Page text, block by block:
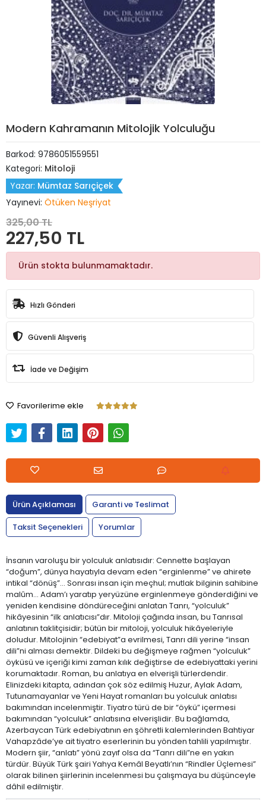
Modern Kahramanın Mitolojik Yolculuğu
Barkod: 9786051559551
Kategori: Mitoloji
Yazar: Mümtaz Sarıçiçek
Yayınevi: Ötüken Neşriyat
325,00 TL
227,50 TL
Ürün stokta bulunmamaktadır.
Hızlı Gönderi
Güvenli Alışveriş
İade ve Değişim
Favorilerime ekle
Ürün Açıklaması
Garanti ve Teslimat
Taksit Seçenekleri
Yorumlar
İnsanın varoluşu bir yolculuk anlatısıdır: Cennette başlayan
“doğum”, dünya hayatıyla devam eden “erginlenme” ve ahirete
intikal “dönüş”… Sonrası insan için meçhul; mutlak bilginin sahibine
malûm… Adam’ı yaratıp yeryüzüne erginlenmeye gönderdiğini ve
yeniden kendisine döndüreceğini anlatan Tanrı, “yolculuk”
hikâyesinin “ilk anlatıcısı”dır. Mitoloji çağında insan, bu Tanrısal
anlatının taklitçisidir; bütün bir mitoloji, yolculuk hikâyeleriyle
doludur. Mitolojinin “edebiyat”a evrilmesi, Tanrı dili yerine “insan
dili”ni alması demektir. Dildeki bu değişmeye rağmen “yolculuk”
öyküsü ve içeriği kimi zaman kılık değiştirse de edebiyattaki yerini
korumaktadır. Roman, bu anlatıya en elverişli türlerdendir.
Elinizdeki kitapta, adından çok söz edilmiş Huzur, Aylak Adam,
Tutunamayanlar ve Yeni Hayat romanları bu yolculuk anlatısı
bakımından incelenmiştir. Tiyatro türü de bir “öykü” içermesi
bakımından “yolculuk” anlatısına elverişlidir. Bu bağlamda,
Azerbaycan Türk edebiyatının en şöhretli kalemlerinden Bahtiyar
Vahapzâde’ye ait tiyatro eserlerinin bu yönden tahlili yapılmıştır.
Modern şiir, “anlatı” yönü zayıf olsa da “Tanrı dili”ne en yakın
türdür. Büyük Türk şairi Yahya Kemâl Beyatlı’nın “Rindler Üçlemesi”
olarak bilinen şiirlerinin incelenmesi bu çalışmaya bu düşünceyle
dâhil edilmiştir.